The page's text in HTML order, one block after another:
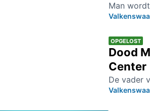
Man
OPGELOST
Dood
Center
De vader